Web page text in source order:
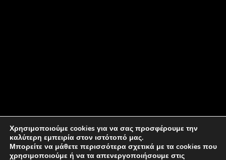
Χρησιμοποιούμε cookies για να σας προσφέρουμε την
καλύτερη εμπειρία στον ιστότοπό μας.
Μπορείτε να μάθετε περισσότερα σχετικά με τα cookies που
χρησιμοποιούμε ή να τα απενεργοποιήσουμε στις